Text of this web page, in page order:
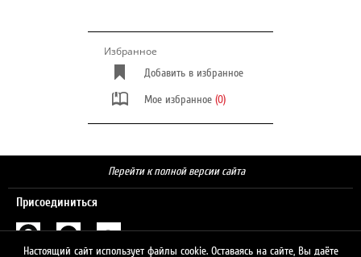
Избранное
Добавить в избранное
Мое избранное (0)
Перейти к полной версии сайта
Присоединиться
Настоящий сайт использует файлы cookie. Оставаясь на сайте, Вы даёте